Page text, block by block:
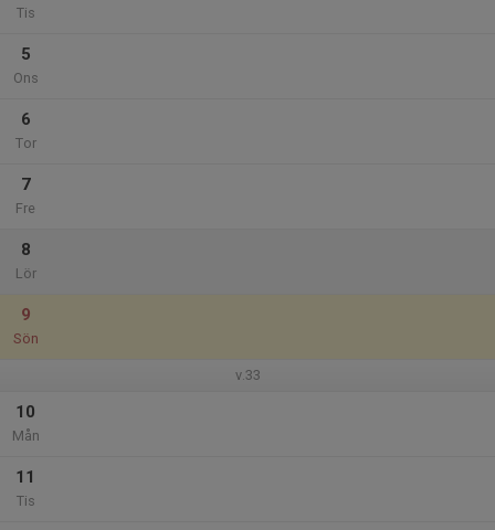
Tis
5
Ons
6
Tor
7
Fre
8
Lör
9
Sön
v.33
10
Mån
11
Tis